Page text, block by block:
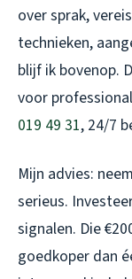
over sprak,
technieken,
blijf ik bovenop.
voor
019 49 31, 24/7
Mijn advies:
serieus.
signalen. Die
goedkoper dan